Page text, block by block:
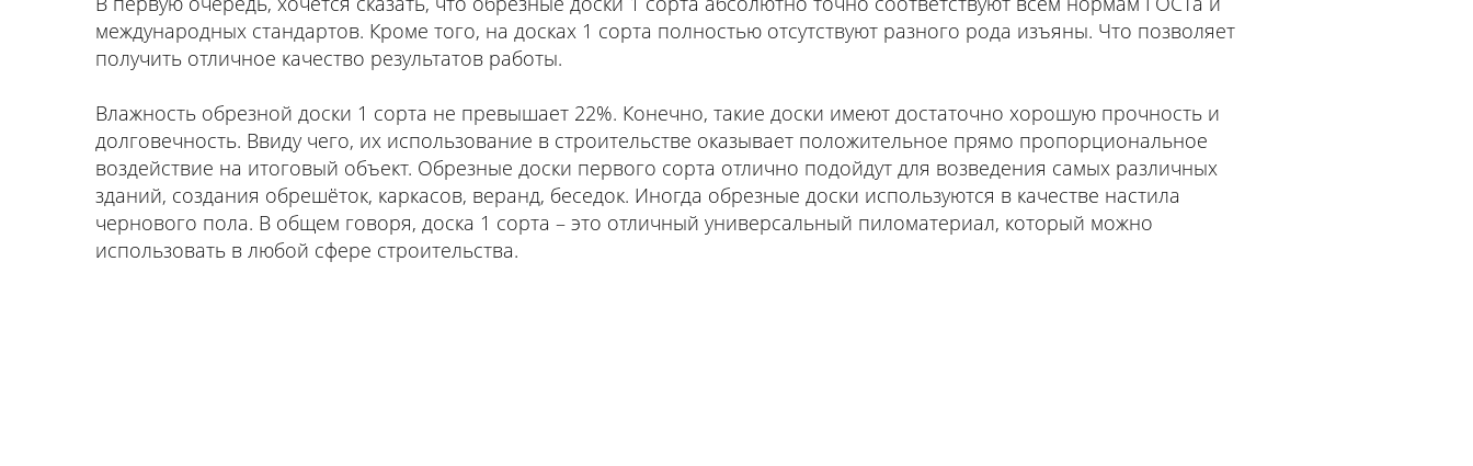
международных стандартов. Кроме того, на досках 1 сорта полностью отсутствуют разного рода изъяны. Что позволяет
получить отличное качество результатов работы.
Влажность обрезной доски 1 сорта не превышает 22%. Конечно, такие доски имеют достаточно хорошую прочность и
долговечность. Ввиду чего, их использование в строительстве оказывает положительное прямо пропорциональное
воздействие на итоговый объект. Обрезные доски первого сорта отлично подойдут для возведения самых различных
зданий, создания обрешёток, каркасов, веранд, беседок. Иногда обрезные доски используются в качестве настила
чернового пола. В общем говоря, доска 1 сорта – это отличный универсальный пиломатериал, который можно
использовать в любой сфере строительства.